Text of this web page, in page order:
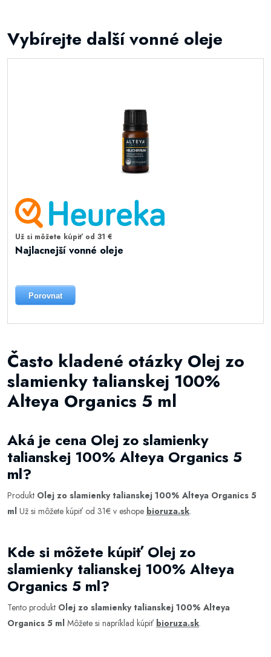
Vybírejte další vonné oleje
Už si môžete kúpiť od 31 €
Najlacnejší vonné oleje
Porovnat
Často kladené otázky Olej zo
slamienky talianskej 100%
Alteya Organics 5 ml
Aká je cena Olej zo slamienky
talianskej 100% Alteya Organics 5
ml?
Produkt Olej zo slamienky talianskej 100% Alteya Organics 5
ml Už si môžete kúpiť od 31€ v eshope bioruza.sk.
Kde si môžete kúpiť Olej zo
slamienky talianskej 100% Alteya
Organics 5 ml?
Tento produkt Olej zo slamienky talianskej 100% Alteya
Organics 5 ml Môžete si napríklad kúpiť bioruza.sk.